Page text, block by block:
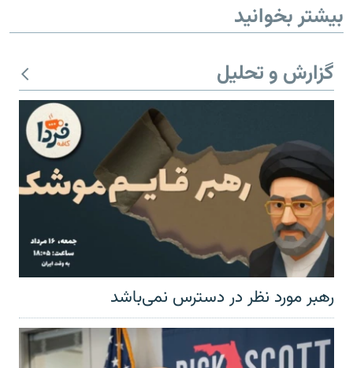
بیشتر بخوانید
گزارش و تحلیل
رهبر مورد نظر در دسترس نمی‌باشد